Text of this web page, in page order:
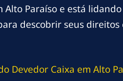
Alto Paraíso e está
descobrir seus direitos
Devedor Caixa em Alto